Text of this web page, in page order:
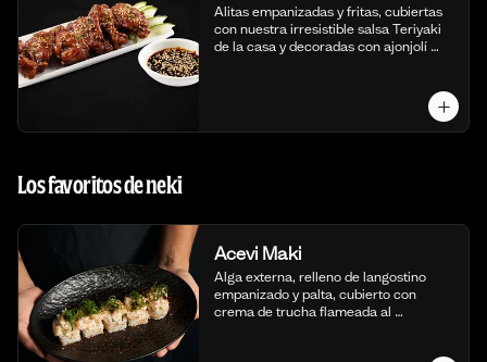
Alitas empanizadas y fritas, cubiertas
con nuestra irresistible salsa Teriyaki
de la casa y decoradas con ajonjolí
Los favoritos de neki
Acevi Maki
Alga externa, relleno de langostino
empanizado y palta, cubierto con
crema de trucha flameada al